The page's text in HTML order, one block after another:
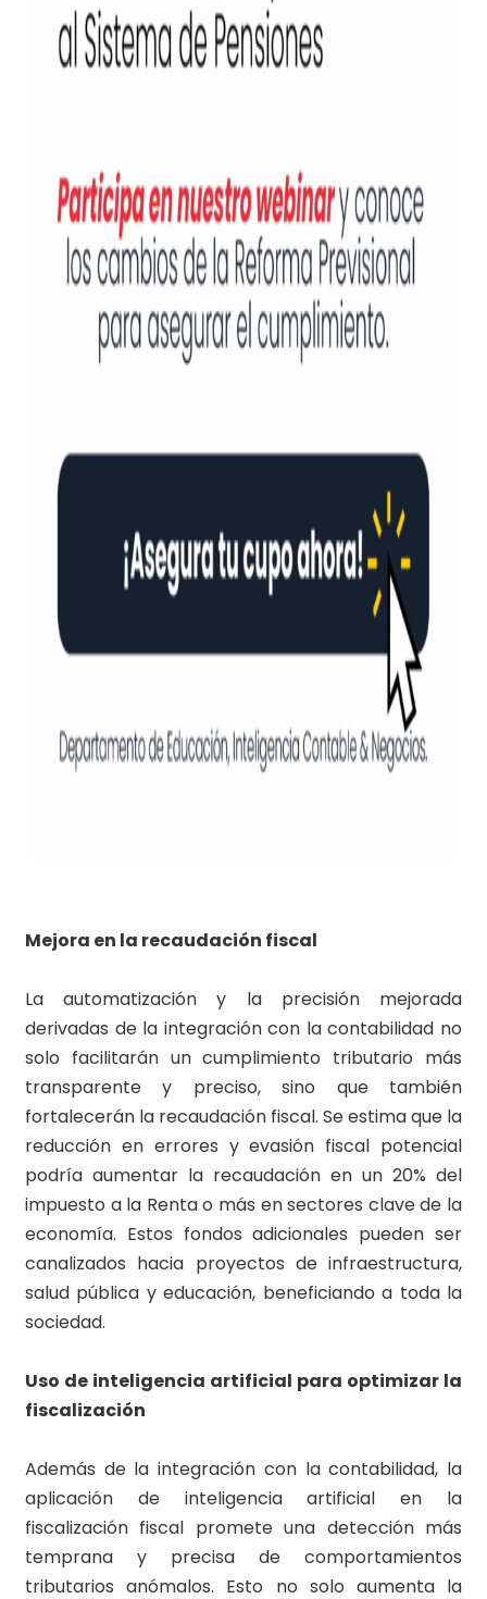
Mejora en la recaudación fiscal
La automatización y la precisión mejorada
derivadas de la integración con la contabilidad no
solo facilitarán un cumplimiento tributario más
transparente y preciso, sino que también
fortalecerán la recaudación fiscal. Se estima que la
reducción en errores y evasión fiscal potencial
podría aumentar la recaudación en un 20% del
impuesto a la Renta o más en sectores clave de la
economía. Estos fondos adicionales pueden ser
canalizados hacia proyectos de infraestructura,
salud pública y educación, beneficiando a toda la
sociedad.
Uso de inteligencia artificial para optimizar la
fiscalización
Además de la integración con la contabilidad, la
aplicación de inteligencia artificial en la
fiscalización fiscal promete una detección más
temprana y precisa de comportamientos
tributarios anómalos. Esto no solo aumenta la